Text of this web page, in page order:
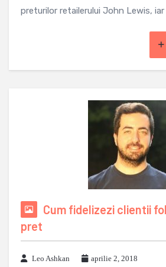
preturilor retailerului John Lewis,
Cum fidelizezi clientii
pret
Leo Ashkan
aprilie 2, 2018